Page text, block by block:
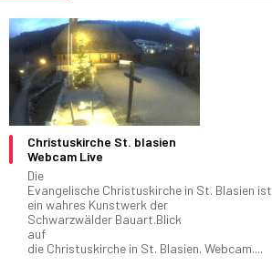
Christuskirche St. blasien
Webcam Live
Die
Evangelische Christuskirche in St. Blasien ist
ein wahres Kunstwerk der
Schwarzwälder Bauart.Blick
auf
die Christuskirche in St. Blasien. Webcam....